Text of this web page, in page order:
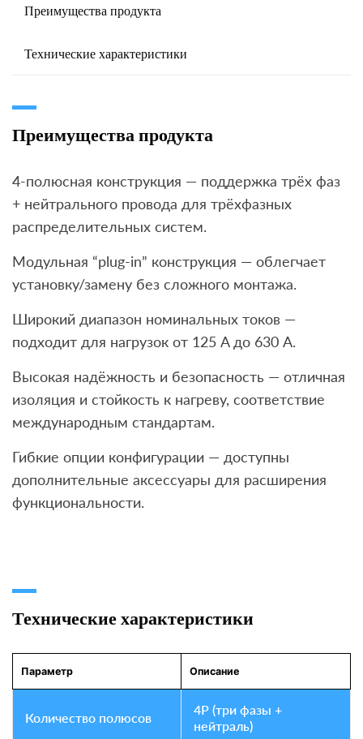
Преимущества продукта
Технические характеристики
Преимущества продукта
4-полюсная конструкция — поддержка трёх фаз
+ нейтрального провода для трёхфазных
распределительных систем.
Модульная “plug-in” конструкция — облегчает
установку/замену без сложного монтажа.
Широкий диапазон номинальных токов —
подходит для нагрузок от 125 A до 630 A.
Высокая надёжность и безопасность — отличная
изоляция и стойкость к нагреву, соответствие
международным стандартам.
Гибкие опции конфигурации — доступны
дополнительные аксессуары для расширения
функциональности.
Технические характеристики
Параметр Описание
Количество полюсов
4P (три фазы +
нейтраль)